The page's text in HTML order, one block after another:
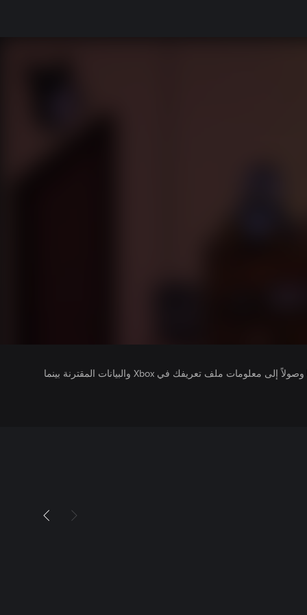
يتلقى ناشرو الألعاب التي تقوم بتشغيلها وصولاً إلى معلومات ملف تعريفك في Xbox والبيانات المقترنة بينما